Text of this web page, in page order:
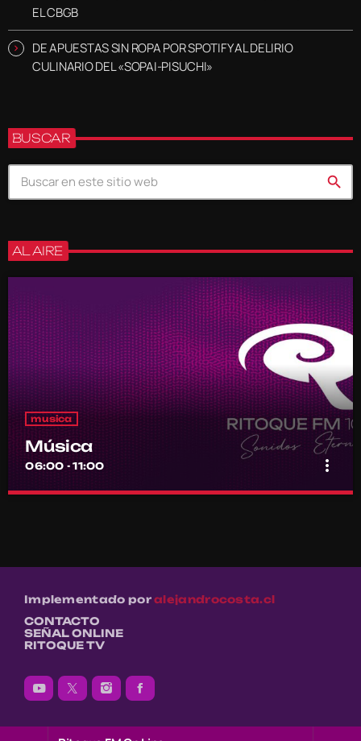
EL CBGB
DE APUESTAS SIN ROPA POR SPOTIFY AL DELIRIO
CULINARIO DEL «SOPAI-PISUCHI»
BUSCAR
search
AL AIRE
musica
Música
06:00 - 11:00 more_vert
Música
Implementado poralejandrocosta.cl
CONTACTO
SEÑAL ONLINE
RITOQUE TV